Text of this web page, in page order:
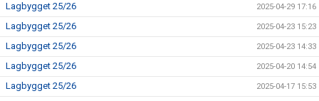
Lagbygget 25/26 2025-04-29 17:16
Lagbygget 25/26 2025-04-23 15:23
Lagbygget 25/26 2025-04-23 14:33
Lagbygget 25/26 2025-04-20 14:54
Lagbygget 25/26 2025-04-17 15:53